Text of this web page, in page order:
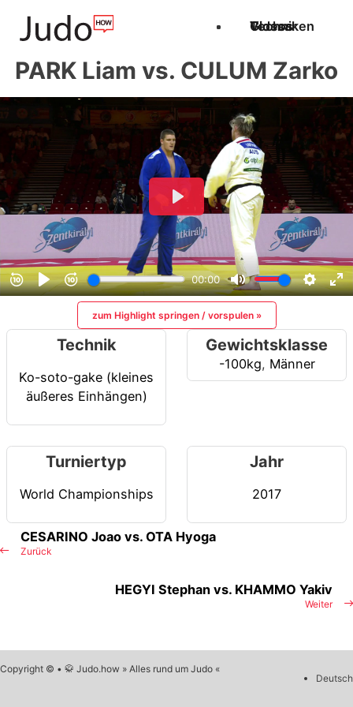
Techniken
Videos
Glossar
PARK Liam vs. CULUM Zarko
zum Highlight springen / vorspulen »
Technik
Ko-soto-gake (kleines
äußeres Einhängen)
Gewichtsklasse
-100kg, Männer
Turniertyp
World Championships
Jahr
2017
Zurück
CESARINO Joao vs. OTA Hyoga
Weiter
HEGYI Stephan vs. KHAMMO Yakiv
Copyright © • 🥋 Judo.how » Alles rund um Judo «
Deutsch